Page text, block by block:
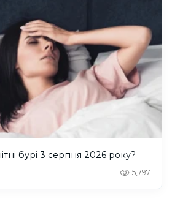
бурі 3 серпня 2026 року?
5,797